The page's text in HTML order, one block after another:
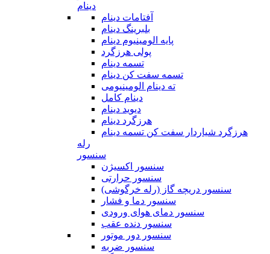
دینام
آفتامات دینام
بلبرینگ دینام
پایه الومینیوم دینام
پولی هرزگرد
تسمه دینام
تسمه سفت کن دینام
ته دینام الومینیومی
دینام کامل
دیوید دینام
هرزگرد دینام
هرزگرد شیاردار سفت کن تسمه دینام
رله
سنسور
سنسور اکسیژن
سنسور حرارتی
سنسور دریچه گاز (رله خرگوشی)
سنسور دما و فشار
سنسور دمای هوای ورودی
سنسور دنده عقب
سنسور دور موتور
سنسور ضربه